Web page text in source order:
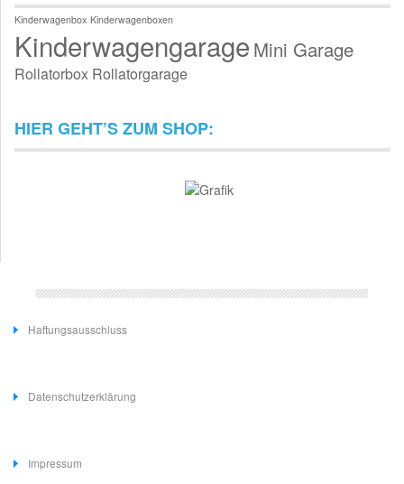
Kinderwagenbox Kinderwagenboxen
Kinderwagengarage Mini Garage
Rollatorbox Rollatorgarage
HIER GEHT’S ZUM SHOP:
Haftungsausschluss
Datenschutzerklärung
Impressum